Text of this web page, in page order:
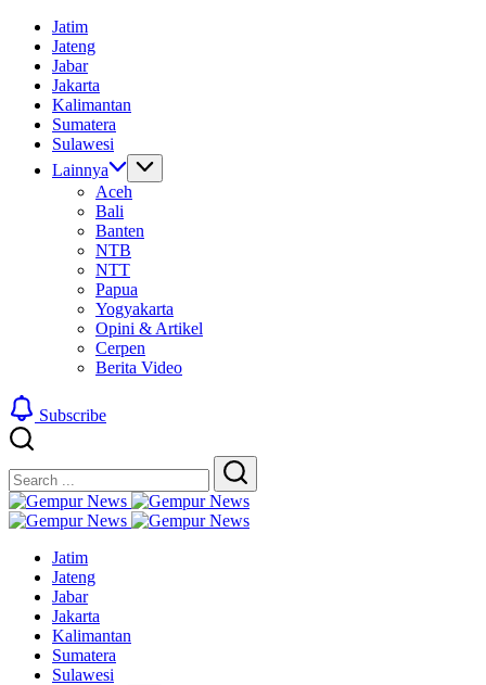
Jatim
Jateng
Jabar
Jakarta
Kalimantan
Sumatera
Sulawesi
Lainnya
Aceh
Bali
Banten
NTB
NTT
Papua
Yogyakarta
Opini & Artikel
Cerpen
Berita Video
Subscribe
Search
Search
Gempur
News
Jelajah
Dunia
Tanpa
Batas
Gempur
Informasi
Dunia
Tanpa
Batas
Jatim
Jateng
Jabar
Jakarta
Kalimantan
Sumatera
Sulawesi